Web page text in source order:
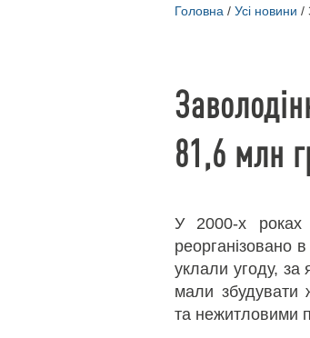
Головна / Усі новини /
81,6 млн
У 2000-х роках
реорганізовано
уклали угоду, за
мали збудувати
та нежитловими